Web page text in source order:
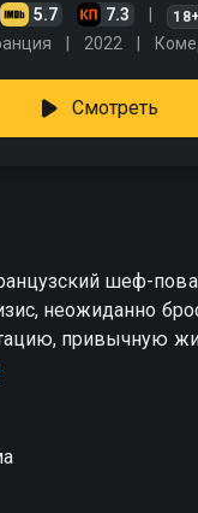
5.7 7.3 18+
2022
Смотреть
шеф-
неожиданно
привычную
он надеется
ответа он
— другу
японской